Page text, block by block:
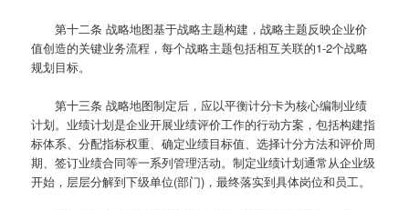
第十二条 战略地图基于战略主题构建，战略主题反映企业价
值创造的关键业务流程，每个战略主题包括相互关联的1-2个战略
规划目标。
第十三条 战略地图制定后，应以平衡计分卡为核心编制业绩
计划。业绩计划是企业开展业绩评价工作的行动方案，包括构建指
标体系、分配指标权重、确定业绩目标值、选择计分方法和评价周
期、签订业绩合同等一系列管理活动。制定业绩计划通常从企业级
开始，层层分解到下级单位(部门)，最终落实到具体岗位和员工。